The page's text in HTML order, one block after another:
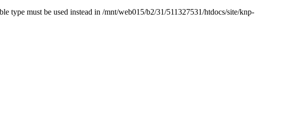
type must be used instead in /mnt/web015/b2/31/511327531/htdocs/site/knp-